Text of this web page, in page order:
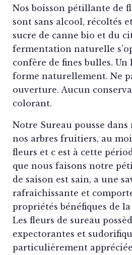
Nos boisson pétillante de
sont sans alcool, récoltés
sucre de canne bio et du
fermentation naturelle
confère de fines bulles. Un
forme naturellement. Ne
ouverture. Aucun
colorant.
Notre Sureau pousse dans
nos arbres fruitiers, au
fleurs et c est à cette
que nous faisons notre
de saison est sain, a une
rafraichissante et
propriétés bénéfiques de
Les fleurs de sureau
expectorantes et
particulièrement